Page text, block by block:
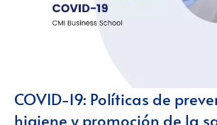
CMI Journal
COVID-19: Políticas de
higiene y promoción de la